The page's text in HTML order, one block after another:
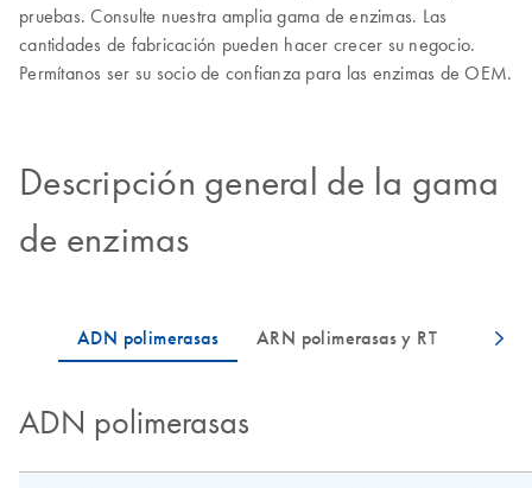
pruebas. Consulte nuestra amplia gama de enzimas. Las
cantidades de fabricación pueden hacer crecer su negocio.
Permítanos ser su socio de confianza para las enzimas de OEM.
Descripción general de la gama
de enzimas
ADN polimerasas